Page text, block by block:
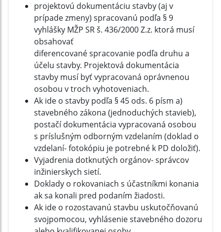
projektovú dokumentáciu stavby (aj v
prípade zmeny) spracovanú podľa § 9
vyhlášky MŽP SR š. 436/2000 Z.z. ktorá musí
obsahovať
diferencované spracovanie podľa druhu a
účelu stavby. Projektová dokumentácia
stavby musí byť vypracovaná oprávnenou
osobou v troch vyhotoveniach.
Ak ide o stavby podľa § 45 ods. 6 písm a)
stavebného zákona (jednoduchých stavieb),
postačí dokumentácia vypracovaná osobou
s príslušným odborným vzdelaním (doklad o
vzdelaní- fotokópiu je potrebné k PD doložiť).
Vyjadrenia dotknutých orgánov- správcov
inžinierskych sietí.
Doklady o rokovaniach s účastníkmi konania
ak sa konali pred podaním žiadosti.
Ak ide o rozostavanú stavbu uskutočňovanú
svojpomocou, vyhlásenie stavebného dozoru